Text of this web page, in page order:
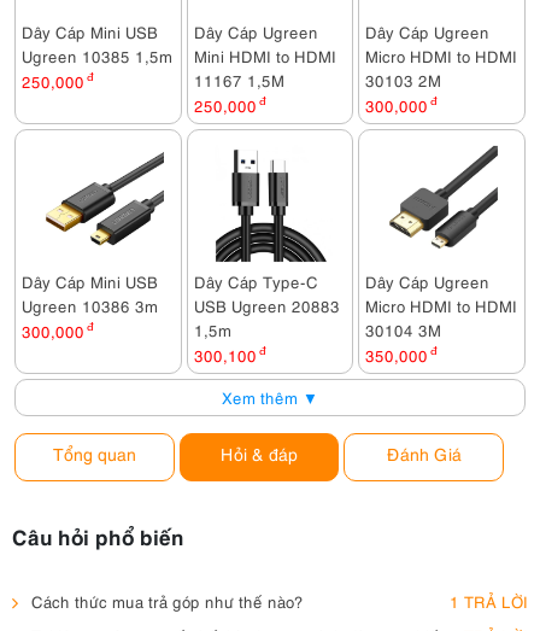
Dây Cáp Mini USB
Ugreen 10385 1,5m
250,000 đ
Dây Cáp Ugreen
Mini HDMI to HDMI
11167 1,5M
250,000 đ
Dây Cáp Ugreen
Micro HDMI to HDMI
30103 2M
300,000 đ
Dây Cáp Mini USB
Ugreen 10386 3m
300,000 đ
Dây Cáp Type-C
USB Ugreen 20883
1,5m
300,100 đ
Dây Cáp Ugreen
Micro HDMI to HDMI
30104 3M
350,000 đ
Xem thêm ▼
Tổng quan Hỏi & đáp Đánh Giá
Câu hỏi phổ biến
Cách thức mua trả góp như thế nào?
1 TRẢ LỜI